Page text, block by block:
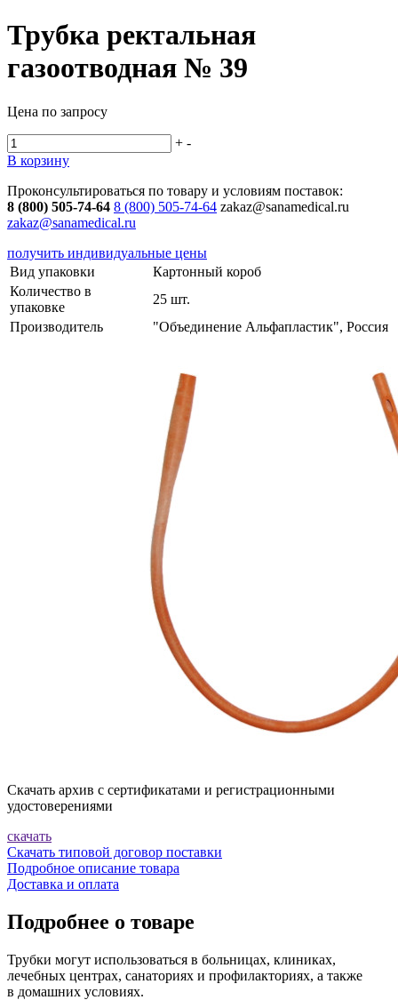
Трубка ректальная
газоотводная № 39
Цена по запросу
+ -
В корзину
Проконсультироваться по товару и условиям поставок:
8 (800) 505-74-64 8 (800) 505-74-64 zakaz@sanamedical.ru
zakaz@sanamedical.ru
получить индивидуальные цены
Вид упаковки
Картонный короб
Количество в
упаковке
25 шт.
Производитель
"Объединение Альфапластик", Россия
Скачать архив с сертификатами и регистрационными
удостоверениями
скачать
Скачать типовой договор поставки
Подробное описание товара
Доставка и оплата
Подробнее о товаре
Трубки могут использоваться в больницах, клиниках,
лечебных центрах, санаториях и профилакториях, а также
в домашних условиях.